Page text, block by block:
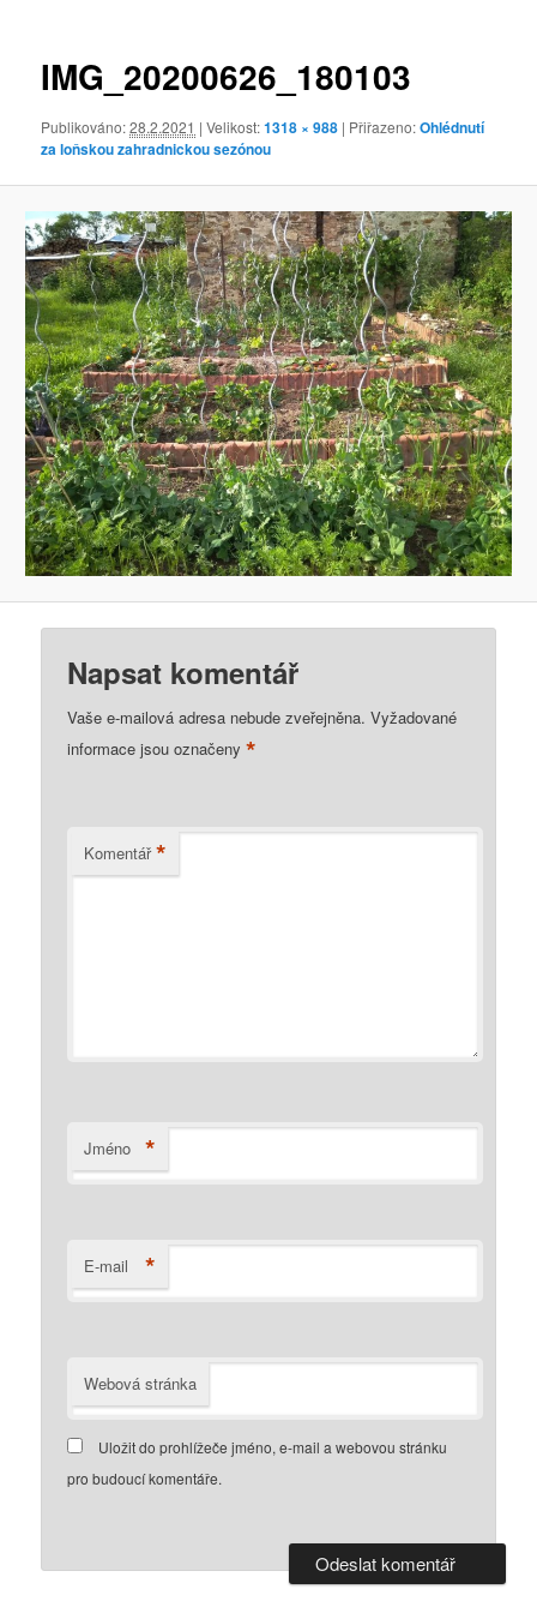
IMG_20200626_180103
Publikováno:28.2.2021 | Velikost:1318 × 988 | Přiřazeno:Ohlédnutí
za loňskou zahradnickou sezónou
Napsat komentář
Vaše e-mailová adresa nebude zveřejněna. Vyžadované
informace jsou označeny*
Komentář *
Jméno *
E-mail *
Webová stránka
Uložit do prohlížeče jméno, e-mail a webovou stránku
pro budoucí komentáře.